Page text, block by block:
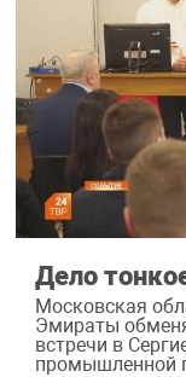
Дело
Московская
Эмираты
встречи в
промышленной